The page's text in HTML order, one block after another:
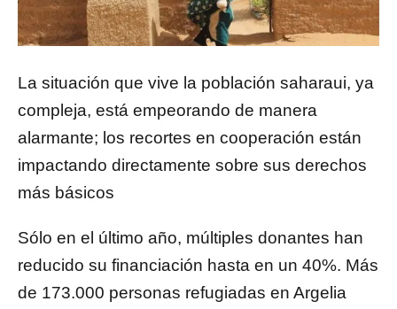
La situación que vive la población saharaui, ya
compleja, está empeorando de manera
alarmante; los recortes en cooperación están
impactando directamente sobre sus derechos
más básicos
Sólo en el último año, múltiples donantes han
reducido su financiación hasta en un 40%. Más
de 173.000 personas refugiadas en Argelia